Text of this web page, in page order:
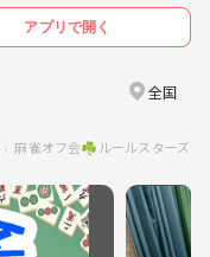
アプリで開く
全国
麻雀オフ会☘️ルールスターズ